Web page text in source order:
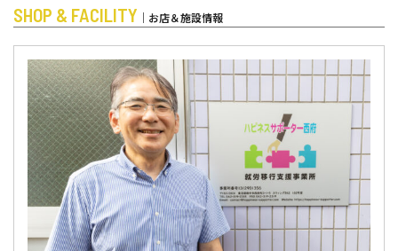
SHOP & FACILITY ｜お店＆施設情報